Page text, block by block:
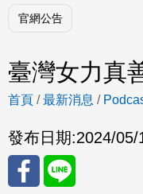
官網公告
臺灣女力真
首頁 /最新消息 /
發布日期:2024/05/